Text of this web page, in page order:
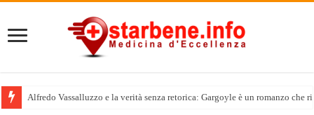
Alfredo Vassalluzzo e la verità senza retorica: Gargoyle è un romanzo